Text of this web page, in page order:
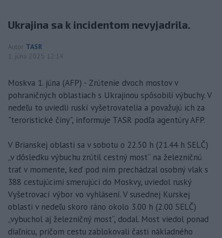
Ukrajina sa k incidentom nevyjadrila.
Autor TASR
1. júna 2025 12:14
Moskva 1. júna (AFP) - Zrútenie dvoch mostov v
pohraničných oblastiach s Ukrajinou spôsobili výbuchy. V
nedeľu to uviedli ruskí vyšetrovatelia a považujú ich za
"teroristické činy", informuje TASR podľa agentúry AFP.
V Brianskej oblasti sa v sobotu o 22.50 h (21.44 h SELČ)
„v dôsledku výbuchu zrútil cestný most“ na železničnú
trať v momente, keď pod ním prechádzal osobný vlak s
388 cestujúcimi smerujúci do Moskvy, uviedol ruský
Vyšetrovací výbor vo vyhlásení. V susednej Kurskej
oblasti v nedeľu skoro ráno okolo 3.00 h (2.00 SELČ)
„vybuchol aj železničný most“, dodal. Most viedol ponad
diaľnicu, pričom cestu zablokovali časti nákladného